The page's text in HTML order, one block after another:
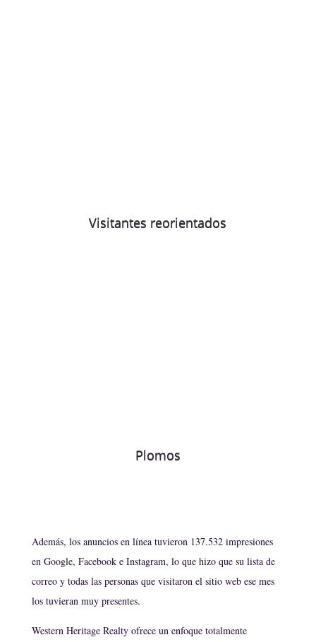
Visitantes reorientados
Plomos
Además, los anuncios en línea tuvieron 137.532 impresiones
en Google, Facebook e Instagram, lo que hizo que su lista de
correo y todas las personas que visitaron el sitio web ese mes
los tuvieran muy presentes.
Western Heritage Realty ofrece un enfoque totalmente